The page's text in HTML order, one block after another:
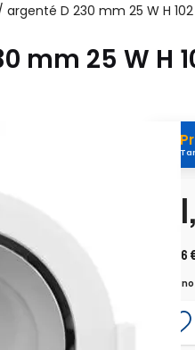
D 230 mm 25 W H 102
mm 25 W H
122,16